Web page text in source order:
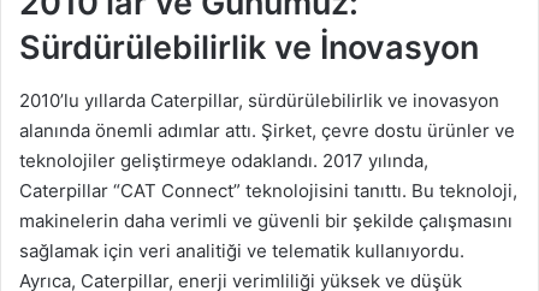
Sürdürülebilirlik ve İnovasyon
2010’lu yıllarda Caterpillar, sürdürülebilirlik ve inovasyon
alanında önemli adımlar attı. Şirket, çevre dostu ürünler ve
teknolojiler geliştirmeye odaklandı. 2017 yılında,
Caterpillar “CAT Connect” teknolojisini tanıttı. Bu teknoloji,
makinelerin daha verimli ve güvenli bir şekilde çalışmasını
sağlamak için veri analitiği ve telematik kullanıyordu.
Ayrıca, Caterpillar, enerji verimliliği yüksek ve düşük